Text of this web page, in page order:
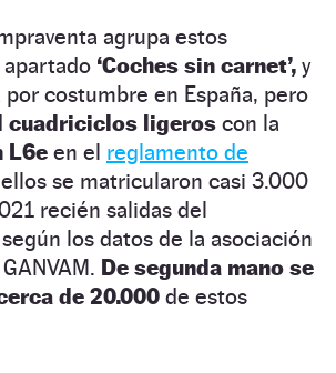
agrupa estos
‘Coches sin carnet’, y
por costumbre en España, pero
cuadriciclos ligeros con la
L6e en el reglamento de
se matricularon casi 3.000
recién salidas del
los datos de la asociación
De segunda mano se
de 20.000 de estos